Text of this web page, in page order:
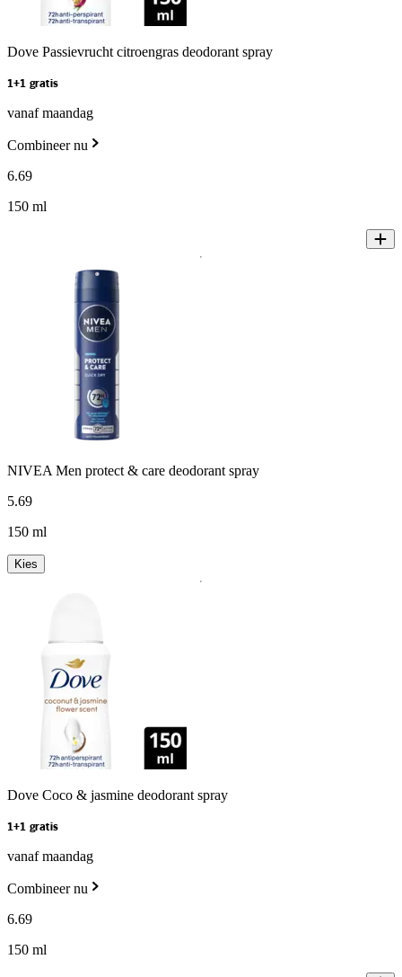
Dove Passievrucht citroengras deodorant spray
1+1 gratis
vanaf maandag
Combineer nu
6.69
150 ml
NIVEA Men protect & care deodorant spray
5.69
150 ml
Kies
Dove Coco & jasmine deodorant spray
1+1 gratis
vanaf maandag
Combineer nu
6.69
150 ml